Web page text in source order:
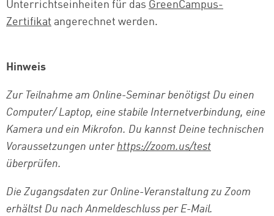
Unterrichtseinheiten für das GreenCampus-
Zertifikat angerechnet werden.
Hinweis
Zur Teilnahme am Online-Seminar benötigst Du einen
Computer/ Laptop, eine stabile Internetverbindung, eine
Kamera und ein Mikrofon. Du kannst Deine technischen
Voraussetzungen unterhttps://zoom.us/test
überprüfen.
Die Zugangsdaten zur Online-Veranstaltung zu Zoom
erhältst Du nach Anmeldeschluss per E-Mail.